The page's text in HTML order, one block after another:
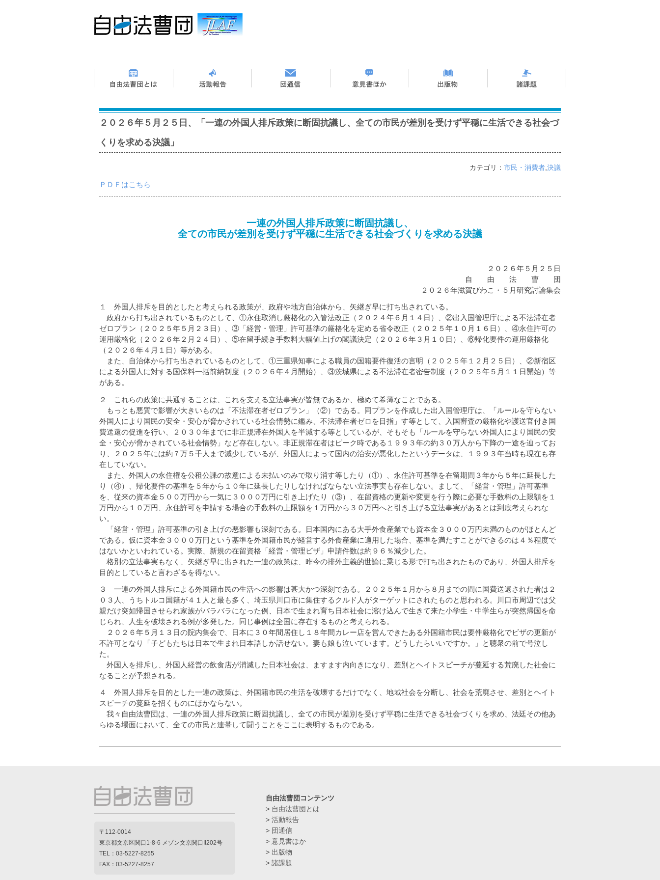
２０２６年５月２５日、「一連の外国人排斥政策に断固抗議し、全ての市民が差別を受けず平穏に生活できる社会づ
くりを求める決議」
カテゴリ： 市民・消費者, 決議
ＰＤＦはこちら
一連の外国人排斥政策に断固抗議し、
全ての市民が差別を受けず平穏に生活できる社会づくりを求める決議
２０２６年５月２５日
自 由 法 曹 団
２０２６年滋賀びわこ・５月研究討論集会
１ 外国人排斥を目的としたと考えられる政策が、政府や地方自治体から、矢継ぎ早に打ち出されている。
政府から打ち出されているものとして、①永住取消し厳格化の入管法改正（２０２４年６月１４日）、②出入国管理庁による不法滞在者
ゼロプラン（２０２５年５月２３日）、③「経営・管理」許可基準の厳格化を定める省令改正（２０２５年１０月１６日）、④永住許可の
運用厳格化（２０２６年２月２４日）、⑤在留手続き手数料大幅値上げの閣議決定（２０２６年３月１０日）、⑥帰化要件の運用厳格化
（２０２６年４月１日）等がある。
また、自治体から打ち出されているものとして、①三重県知事による職員の国籍要件復活の言明（２０２５年１２月２５日）、②新宿区
による外国人に対する国保料一括前納制度（２０２６年４月開始）、③茨城県による不法滞在者密告制度（２０２５年５月１１日開始）等
がある。
２ これらの政策に共通することは、これを支える立法事実が皆無であるか、極めて希薄なことである。
もっとも悪質で影響が大きいものは「不法滞在者ゼロプラン」（②）である。同プランを作成した出入国管理庁は、「ルールを守らない
外国人により国民の安全・安心が脅かされている社会情勢に鑑み、不法滞在者ゼロを目指」す等として、入国審査の厳格化や護送官付き国
費送還の促進を行い、２０３０年までに非正規滞在外国人を半減する等としているが、そもそも「ルールを守らない外国人により国民の安
全・安心が脅かされている社会情勢」など存在しない。非正規滞在者はピーク時である１９９３年の約３０万人から下降の一途を辿ってお
り、２０２５年には約７万５千人まで減少しているが、外国人によって国内の治安が悪化したというデータは、１９９３年当時も現在も存
在していない。
また、外国人の永住権を公租公課の故意による未払いのみで取り消す等したり（①）、永住許可基準を在留期間３年から５年に延長した
り（④）、帰化要件の基準を５年から１０年に延長したりしなければならない立法事実も存在しない。まして、「経営・管理」許可基準
を、従来の資本金５００万円から一気に３０００万円に引き上げたり（③）、在留資格の更新や変更を行う際に必要な手数料の上限額を１
万円から１０万円、永住許可を申請する場合の手数料の上限額を１万円から３０万円へと引き上げる立法事実があるとは到底考えられな
い。
「経営・管理」許可基準の引き上げの悪影響も深刻である。日本国内にある大手外食産業でも資本金３０００万円未満のものがほとんど
である。仮に資本金３０００万円という基準を外国籍市民が経営する外食産業に適用した場合、基準を満たすことができるのは４％程度で
はないかといわれている。実際、新規の在留資格「経営・管理ビザ」申請件数は約９６％減少した。
格別の立法事実もなく、矢継ぎ早に出された一連の政策は、昨今の排外主義的世論に乗じる形で打ち出されたものであり、外国人排斥を
目的としていると言わざるを得ない。
３ 一連の外国人排斥による外国籍市民の生活への影響は甚大かつ深刻である。２０２５年１月から８月までの間に国費送還された者は２
０３人、うちトルコ国籍が４１人と最も多く、埼玉県川口市に集住するクルド人がターゲットにされたものと思われる。川口市周辺では父
親だけ突如帰国させられ家族がバラバラになった例、日本で生まれ育ち日本社会に溶け込んで生きて来た小学生・中学生らが突然帰国を命
じられ、人生を破壊される例が多発した。同じ事例は全国に存在するものと考えられる。
２０２６年５月１３日の院内集会で、日本に３０年間居住し１８年間カレー店を営んできたある外国籍市民は要件厳格化でビザの更新が
不許可となり「子どもたちは日本で生まれ日本語しか話せない。妻も娘も泣いています。どうしたらいいですか。」と聴衆の前で号泣し
た。
外国人を排斥し、外国人経営の飲食店が消滅した日本社会は、ますます内向きになり、差別とヘイトスピーチが蔓延する荒廃した社会に
なることが予想される。
４ 外国人排斥を目的とした一連の政策は、外国籍市民の生活を破壊するだけでなく、地域社会を分断し、社会を荒廃させ、差別とヘイト
スピーチの蔓延を招くものにほかならない。
我々自由法曹団は、一連の外国人排斥政策に断固抗議し、全ての市民が差別を受けず平穏に生活できる社会づくりを求め、法廷その他あ
らゆる場面において、全ての市民と連帯して闘うことをここに表明するものである。
〒112-0014
東京都文京区関口1-8-6 メゾン文京関口II202号
TEL：03-5227-8255
FAX：03-5227-8257
自由法曹団コンテンツ
> 自由法曹団とは
>活動報告
> 団通信
>意見書ほか
> 出版物
>諸課題